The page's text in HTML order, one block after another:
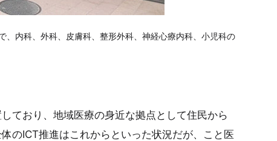
内科、外科、皮膚科、整形外科、神経心療内科、小児科の
ており、地域医療の身近な拠点として住民から
のICT推進はこれからといった状況だが、こと医